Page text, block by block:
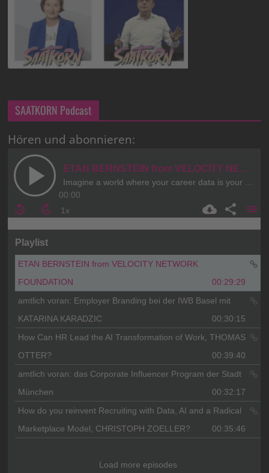
SAATKORN Podcast
Hören und abonnieren: